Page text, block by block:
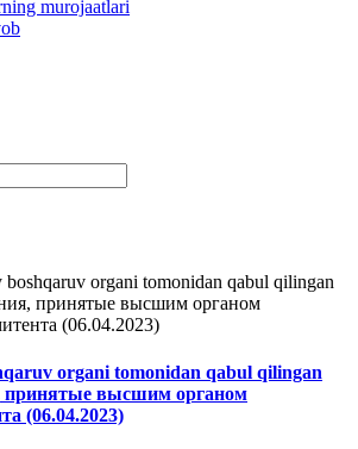
murojaatlari
organi tomonidan qabul qilingan
принятые высшим органом
(06.04.2023)
organi tomonidan qabul qilingan
высшим органом
(06.04.2023)